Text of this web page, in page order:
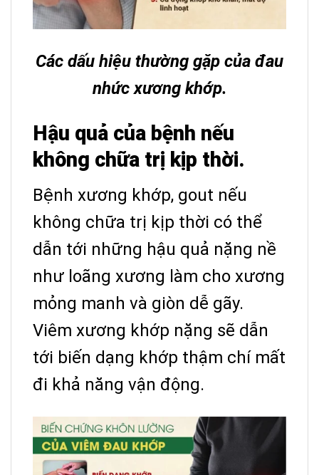
Các dấu hiệu thường gặp của đau
nhức xương khớp.
Hậu quả của bệnh nếu
không chữa trị kịp thời.
Bệnh xương khớp, gout nếu
không chữa trị kịp thời có thể
dẫn tới những hậu quả nặng nề
như loãng xương làm cho xương
mỏng manh và giòn dễ gãy.
Viêm xương khớp nặng sẽ dẫn
tới biến dạng khớp thậm chí mất
đi khả năng vận động.